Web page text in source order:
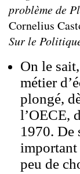
problème de
Cornelius
Sur le
On le
métier
plongé,
l’OECE,
1970. De
important
peu de